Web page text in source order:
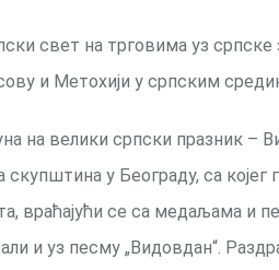
свет на трговима уз српске
и Метохији у српским
на велики српски празник –
у Београду, са којег
враћајући се са медаљама и
и уз песму „Видовдан“.